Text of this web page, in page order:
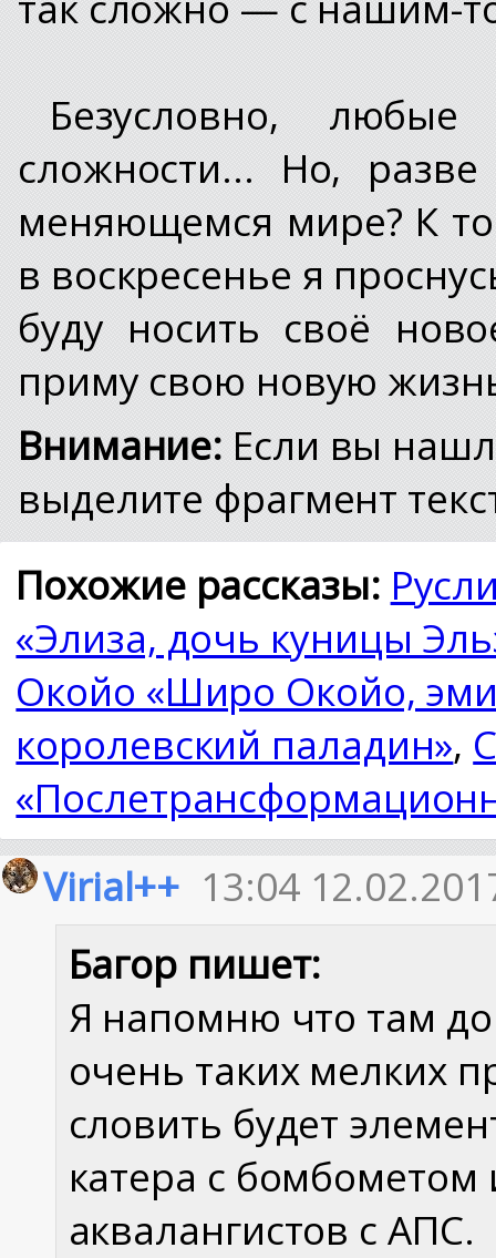
Безусловно,
сложности... Но,
меняющемся мире? К
в воскресенье я
буду носить своё
приму свою новую
Внимание: Если вы
выделите фрагмент
Похожие рассказы:
«Элиза, дочь куницы
Окойо «Широ Окойо,
королевский паладин»,
Virial++ 13:04
Багор пишет:
Я напомню что там
очень таких мелких
словить будет
катера с
аквалангистов с АПС.